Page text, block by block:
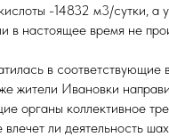
-14832 м3/сутки, а
в настоящее время не
в соответствующие
жители Ивановки
органы коллективное
ли деятельность